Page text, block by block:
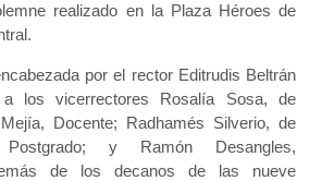
realizado en la Plaza Héroes de
por el rector Editrudis Beltrán
a los vicerrectores Rosalía Sosa, de
Docente; Radhamés Silverio, de
y Ramón Desangles,
de los decanos de las nueve